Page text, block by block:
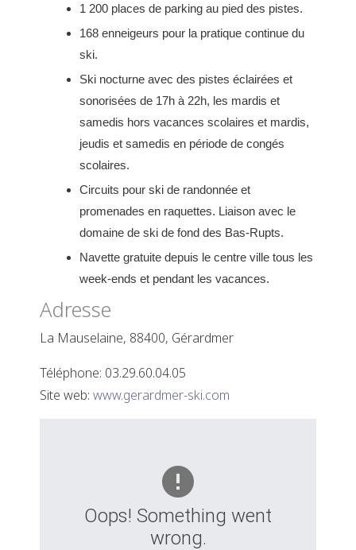
1 200 places de parking au pied des pistes.
168 enneigeurs pour la pratique continue du
ski.
Ski nocturne avec des pistes éclairées et
sonorisées de 17h à 22h, les mardis et
samedis hors vacances scolaires et mardis,
jeudis et samedis en période de congés
scolaires.
Circuits pour ski de randonnée et
promenades en raquettes. Liaison avec le
domaine de ski de fond des Bas-Rupts.
Navette gratuite depuis le centre ville tous les
week-ends et pendant les vacances.
Adresse
La Mauselaine, 88400, Gérardmer
Téléphone: 03.29.60.04.05
Site web: www.gerardmer-ski.com
Oops! Something went
wrong.